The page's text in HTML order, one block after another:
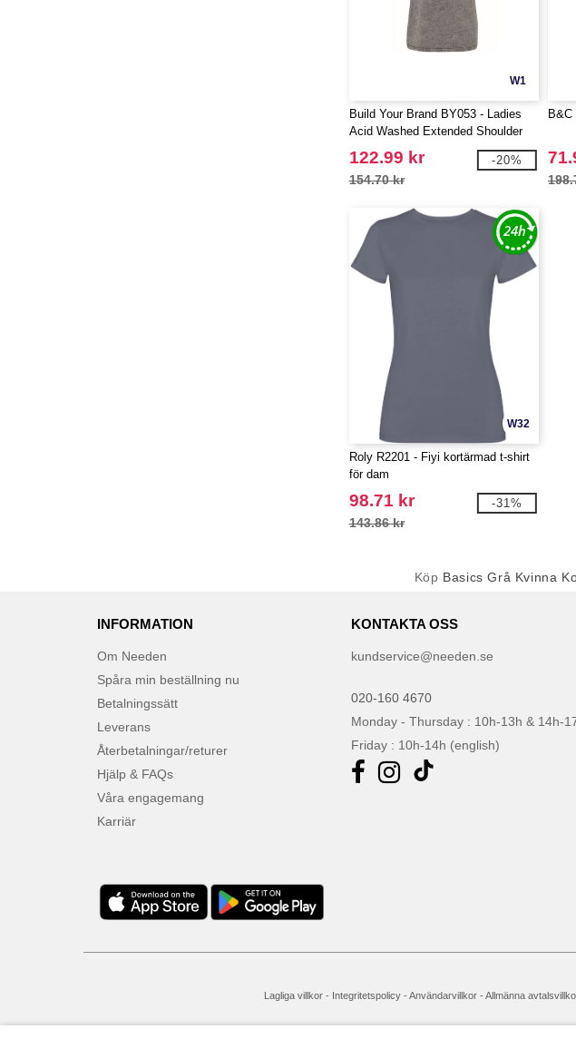
W1
Build Your Brand BY053 - Ladies
Acid Washed Extended Shoulder
Tee
122.99 kr
154.70 kr
-20%
W32
Roly R2201 - Fiyi kortärmad t-shirt
för dam
98.71 kr
143.86 kr
-31%
Köp Basics Grå Kvinna
INFORMATION
Om Needen
Spåra min beställning nu
Betalningssätt
Leverans
Återbetalningar/returer
Hjälp & FAQs
Våra engagemang
Karriär
KONTAKTA OSS
kundservice@needen.se
020-160 4670
Monday - Thursday : 10h-13h & 14h-
Friday : 10h-14h (english)
Lagliga villkor- Integritetspolicy- Användarvillkor- Allmänna